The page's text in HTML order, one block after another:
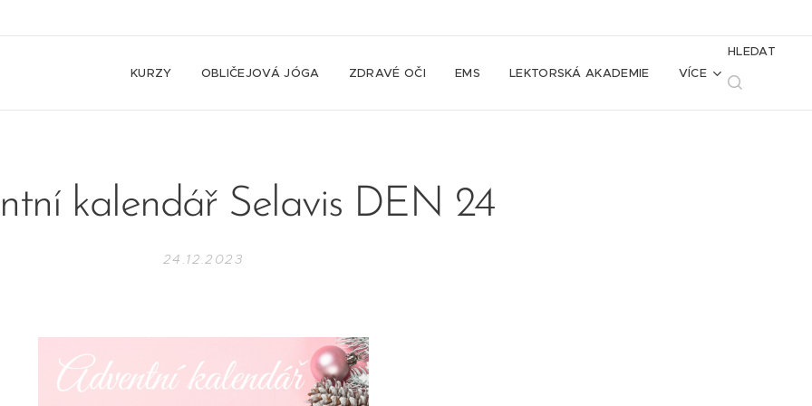
KURZY OBLIČEJOVÁ JÓGA ZDRAVÉ OČI EMS LEKTORSKÁ AKADEMIE VÍCE
HLEDAT
kalendář Selavis DEN 24
24.12.2023